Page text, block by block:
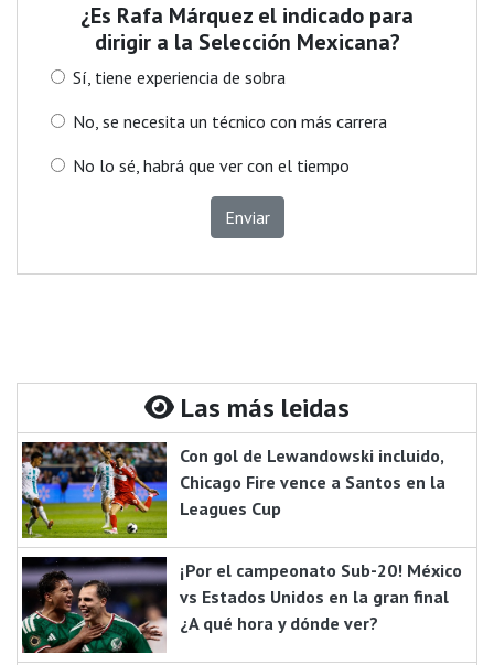
¿Es Rafa Márquez el indicado para
dirigir a la Selección Mexicana?
Sí, tiene experiencia de sobra
No, se necesita un técnico con más carrera
No lo sé, habrá que ver con el tiempo
Enviar
Las más leidas
Con gol de Lewandowski incluido,
Chicago Fire vence a Santos en la
Leagues Cup
¡Por el campeonato Sub-20! México
vs Estados Unidos en la gran final
¿A qué hora y dónde ver?